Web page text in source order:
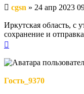
Непрочитанное
сообщение
cgsn » 24 апр 2023
Иркутская область, с
сохранение и
началу
Гость_9370